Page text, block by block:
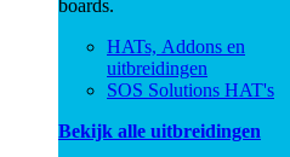
boards.
HATs, Addons en
uitbreidingen
SOS Solutions HAT's
Bekijk alle uitbreidingen